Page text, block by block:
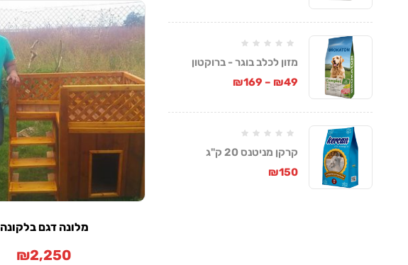
מזון לכלב בוגר - ברוקטון
קומפלט
₪49
–
₪169
קרקן מניטנס 20 ק"ג
₪150
מלונה דגם בלקונה
₪2,250